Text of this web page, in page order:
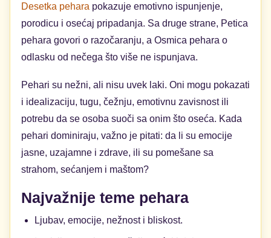
Desetka pehara pokazuje emotivno ispunjenje,
porodicu i osećaj pripadanja. Sa druge strane, Petica
pehara govori o razočaranju, a Osmica pehara o
odlasku od nečega što više ne ispunjava.
Pehari su nežni, ali nisu uvek laki. Oni mogu pokazati
i idealizaciju, tugu, čežnju, emotivnu zavisnost ili
potrebu da se osoba suoči sa onim što oseća. Kada
pehari dominiraju, važno je pitati: da li su emocije
jasne, uzajamne i zdrave, ili su pomešane sa
strahom, sećanjem i maštom?
Najvažnije teme pehara
Ljubav, emocije, nežnost i bliskost.